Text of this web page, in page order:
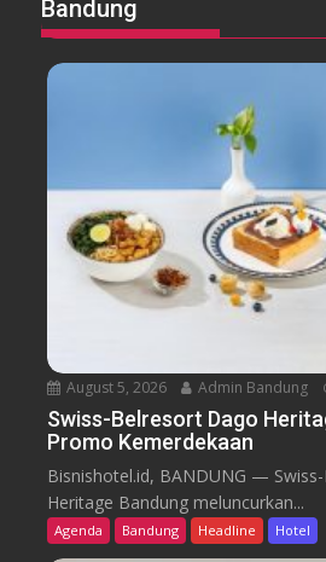
Bandung
August 5, 2026 Admin Bandung
Swiss-Belresort Dago
Promo Kemerdekaan
Bisnishotel.id, BANDUNG —
Heritage Bandung meluncurkan...
Agenda Bandung Headline Hotel